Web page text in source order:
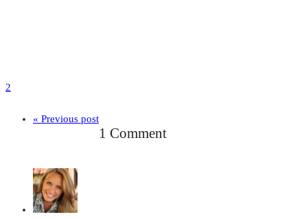
2
« Previous post
1 Comment